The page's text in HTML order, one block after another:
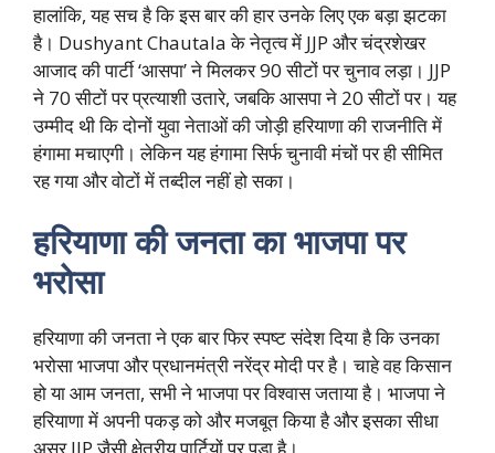
हालांकि, यह सच है कि इस बार की हार उनके लिए एक बड़ा झटका
है। Dushyant Chautala के नेतृत्व में JJP और चंद्रशेखर
आजाद की पार्टी ‘आसपा’ ने मिलकर 90 सीटों पर चुनाव लड़ा। JJP
ने 70 सीटों पर प्रत्याशी उतारे, जबकि आसपा ने 20 सीटों पर। यह
उम्मीद थी कि दोनों युवा नेताओं की जोड़ी हरियाणा की राजनीति में
हंगामा मचाएगी। लेकिन यह हंगामा सिर्फ चुनावी मंचों पर ही सीमित
रह गया और वोटों में तब्दील नहीं हो सका।
हरियाणा की जनता का भाजपा पर
भरोसा
हरियाणा की जनता ने एक बार फिर स्पष्ट संदेश दिया है कि उनका
भरोसा भाजपा और प्रधानमंत्री नरेंद्र मोदी पर है। चाहे वह किसान
हो या आम जनता, सभी ने भाजपा पर विश्वास जताया है। भाजपा ने
हरियाणा में अपनी पकड़ को और मजबूत किया है और इसका सीधा